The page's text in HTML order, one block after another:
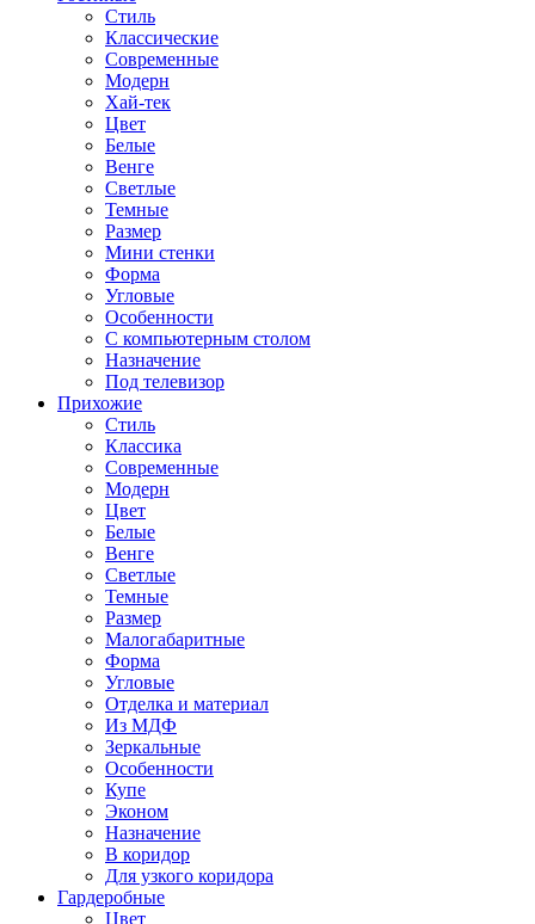
Стиль
Классические
Современные
Модерн
Хай-тек
Цвет
Белые
Венге
Светлые
Темные
Размер
Мини стенки
Форма
Угловые
Особенности
С компьютерным столом
Назначение
Под телевизор
Прихожие
Стиль
Классика
Современные
Модерн
Цвет
Белые
Венге
Светлые
Темные
Размер
Малогабаритные
Форма
Угловые
Отделка и материал
Из МДФ
Зеркальные
Особенности
Купе
Эконом
Назначение
В коридор
Для узкого коридора
Гардеробные
Цвет